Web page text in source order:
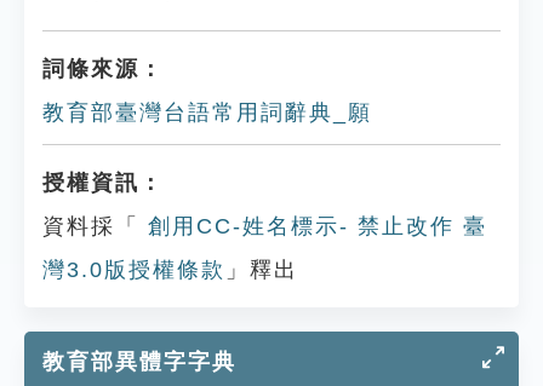
詞條來源：
教育部臺灣台語常用詞辭典_願
授權資訊：
資料採「
創用CC-姓名標示- 禁止改作 臺
灣3.0版授權條款 」釋出
教育部異體字字典